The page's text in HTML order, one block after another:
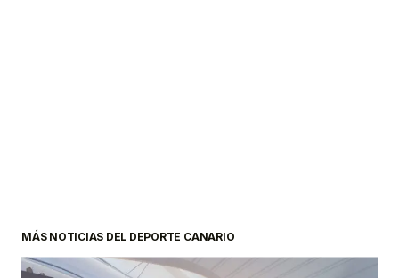
MÁS NOTICIAS DEL DEPORTE CANARIO